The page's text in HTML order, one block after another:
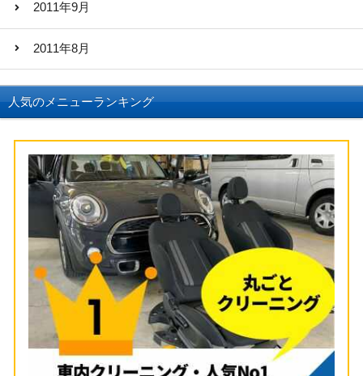
2011年9月
2011年8月
人気のメニューランキング